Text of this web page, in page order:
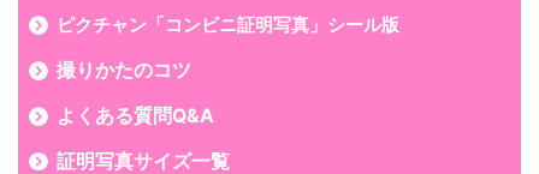
ピクチャン「コンビニ証明写真」シール版
撮りかたのコツ
よくある質問Q&A
証明写真サイズ一覧